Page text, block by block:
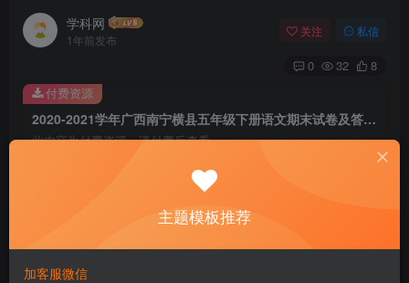
学科网
1年前发布
关注 私信
0 32 8
2020-2021学年广西南宁横县五年级下册语文期末试卷及答案(Word版)
此内容为付费资源，请付费后查看
9.9
免费
暂时无法购买，请与站长联系
付费资源
主题模板推荐
加客服微信